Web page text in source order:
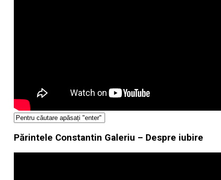
Părintele Constantin Galeriu – Despre iubire